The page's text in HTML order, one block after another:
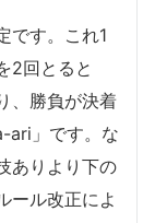
です。これ1
2回とると
、勝負が決着
ari」です。な
ありより下の
ール改正によ